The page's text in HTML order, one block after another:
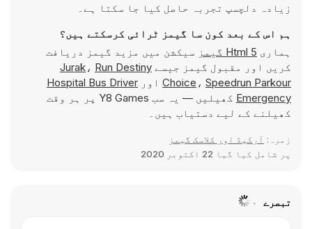
زیادہ دلچسپ تجربہ حاصل کیا جا سکتا ہے۔
ہم اس کے بعد کون سا گیمز ٹرائی کرسکتے ہیں؟
ہماری Html 5 گیمز
سیکشن میں مزید گیمز دریافت
کریں اور مقبول گیمز جیسے
Jurak، Run Destiny
Choice ، Speedrun Parkour اور Hospital Bus Driver
Emergency
کھیلیں — یہ سب Y8 Games پر ہر وقت
کھیلنے کے لیے دستیاب ہیں۔
زمرہ: آرکیڈ اور کلاسک گیمز
پر شامل کیا گیا 22 اکتوبر 2020
تبصرے